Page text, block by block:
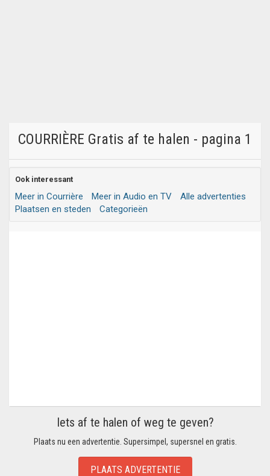
COURRIÈRE Gratis af te halen - pagina 1
Ook interessant
Meer in Courrière Meer in Audio en TV
Alle advertenties
Plaatsen en steden
Categorieën
Iets af te halen of weg te geven?
Plaats nu een advertentie. Supersimpel, supersnel en gratis.
PLAATS ADVERTENTIE